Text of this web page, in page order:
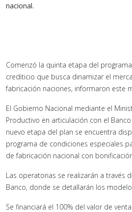
nacional.
Comenzó la quinta etapa del
crediticio que busca dinamizar el
fabricación naciones, informaron este
El Gobierno Nacional mediante el
Productivo en articulación con el
nuevo etapa del plan se encuentra
programa de condiciones especiales
de fabricación nacional con
Las operatorias se realizarán a través
Banco, donde se detallarán los
Se financiará el 100% del valor de